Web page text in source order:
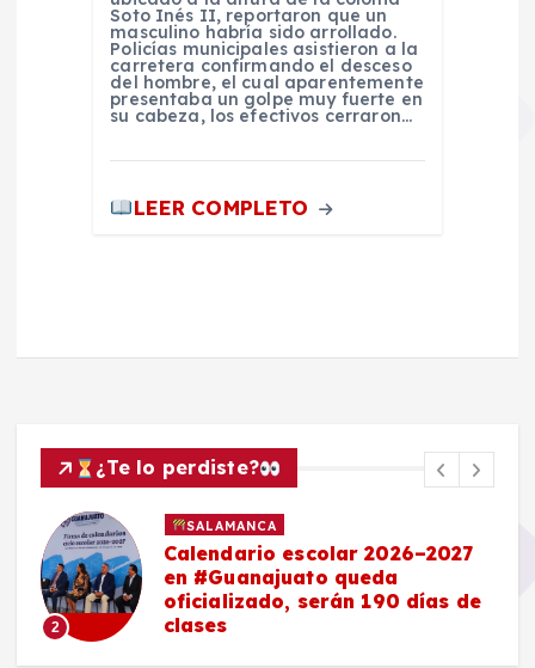
Soto Inés II, reportaron que un
masculino habría sido arrollado.
Policías municipales asistieron a la
carretera confirmando el desceso
del hombre, el cual aparentemente
presentaba un golpe muy fuerte en
su cabeza, los efectivos cerraron…
LEER COMPLETO
¿Te lo perdiste?
2
SALAMANCA
Calendario escolar 2026–2027
en #Guanajuato queda
oficializado, serán 190 días de
clases